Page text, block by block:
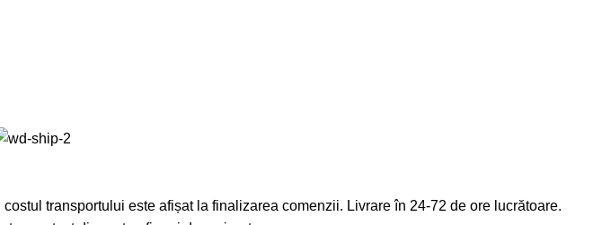
transportului este afișat la finalizarea comenzii. Livrare în 24-72 de ore lucrătoare.